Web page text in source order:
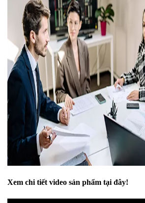
Xem chi tiết video sản phẩm tại đây!